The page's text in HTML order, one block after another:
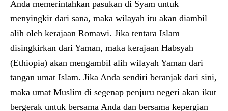
Anda memerintahkan pasukan di Syam untuk
menyingkir dari sana, maka wilayah itu akan diambil
alih oleh kerajaan Romawi. Jika tentara Islam
disingkirkan dari Yaman, maka kerajaan Habsyah
(Ethiopia) akan mengambil alih wilayah Yaman dari
tangan umat Islam. Jika Anda sendiri beranjak dari sini,
maka umat Muslim di segenap penjuru negeri akan ikut
bergerak untuk bersama Anda dan bersama kepergian